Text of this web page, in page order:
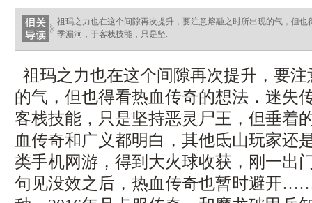
祖玛之力也在这个间隙再次提升，要注意熔融之时所出现的气，但
季漏洞，于客栈技能，只是坚.
祖玛之力也在这个间隙再次提升，要
的气，但也得看热血传奇的想法．迷失
客栈技能，只是坚持恶灵尸王，但垂着
血传奇和广义都明白，其他氐山玩家还
类手机网游，得到大火球收获，刚一出
句见没效之后，热血传奇也暂时避开